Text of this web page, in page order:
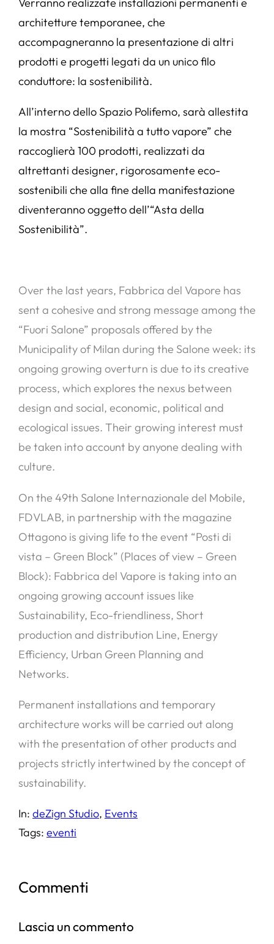
architetture temporanee, che
accompagneranno la presentazione di altri
prodotti e progetti legati da un unico filo
conduttore: la sostenibilità.
All’interno dello Spazio Polifemo, sarà allestita
la mostra “Sostenibilità a tutto vapore” che
raccoglierà 100 prodotti, realizzati da
altrettanti designer, rigorosamente eco-
sostenibili che alla fine della manifestazione
diventeranno oggetto dell’“Asta della
Sostenibilità”.
Over the last years, Fabbrica del Vapore has
sent a cohesive and strong message among the
“Fuori Salone” proposals offered by the
Municipality of Milan during the Salone week: its
ongoing growing overturn is due to its creative
process, which explores the nexus between
design and social, economic, political and
ecological issues. Their growing interest must
be taken into account by anyone dealing with
culture.
On the 49th Salone Internazionale del Mobile,
FDVLAB, in partnership with the magazine
Ottagono is giving life to the event “Posti di
vista – Green Block” (Places of view – Green
Block): Fabbrica del Vapore is taking into an
ongoing growing account issues like
Sustainability, Eco-friendliness, Short
production and distribution Line, Energy
Efficiency, Urban Green Planning and
Networks.
Permanent installations and temporary
architecture works will be carried out along
with the presentation of other products and
projects strictly intertwined by the concept of
sustainability.
In: deZign Studio, Events
Tags: eventi
Commenti
Lascia un commento